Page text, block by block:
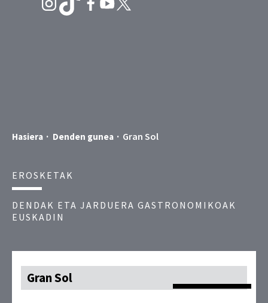
Hasiera Denden gunea Gran Sol
EROSKETAK
DENDAK ETA JARDUERA GASTRONOMIKOAK
EUSKADIN
Gran Sol